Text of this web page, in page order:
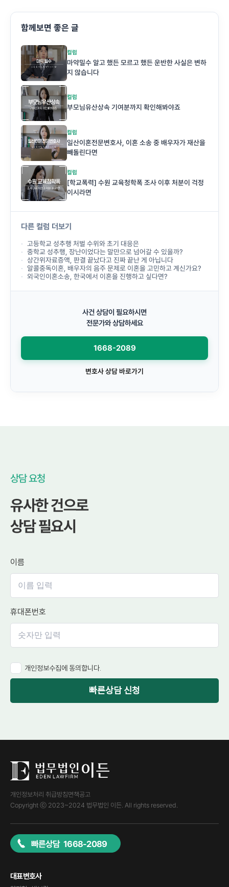
함께보면 좋은 글
컬럼
마약밀수 알고 했든 모르고 했든 운반한 사실은 변하
지 않습니다
컬럼
부모님유산상속 기여분까지 확인해봐야죠
컬럼
일산이혼전문변호사, 이혼 소송 중 배우자가 재산을
빼돌린다면
컬럼
[학교폭력] 수원 교육청학폭 조사 이후 처분이 걱정
이시라면
다른 컬럼 더보기
고등학교 성추행 처벌 수위와 초기 대응은
중학교 성추행, 장난이었다는 말만으로 넘어갈 수 있을까?
상간위자료증액, 판결 끝났다고 진짜 끝난 게 아닙니다
알콜중독이혼, 배우자의 음주 문제로 이혼을 고민하고 계신가요?
외국인이혼소송, 한국에서 이혼을 진행하고 싶다면?
사건 상담이 필요하시면
전문가와 상담하세요
1668-2089
변호사 상담 바로가기
상담 요청
유사한 건으로
상담 필요시
이름
휴대폰번호
개인정보수집에 동의합니다.
빠른상담 신청
개인정보처리 취급방침면책공고
Copyright ⓒ 2023~2024 법무법인 이든. All rights reserved.
빠른상담 1668-2089
대표변호사